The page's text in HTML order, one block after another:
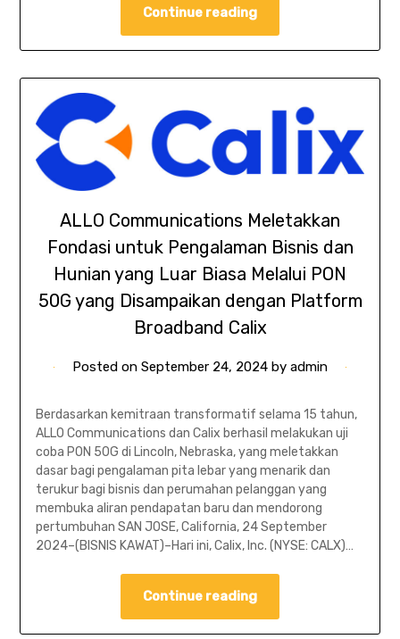
Continue reading
ALLO Communications Meletakkan
Fondasi untuk Pengalaman Bisnis dan
Hunian yang Luar Biasa Melalui PON
50G yang Disampaikan dengan Platform
Broadband Calix
Posted on September 24, 2024 by admin
Berdasarkan kemitraan transformatif selama 15 tahun,
ALLO Communications dan Calix berhasil melakukan uji
coba PON 50G di Lincoln, Nebraska, yang meletakkan
dasar bagi pengalaman pita lebar yang menarik dan
terukur bagi bisnis dan perumahan pelanggan yang
membuka aliran pendapatan baru dan mendorong
pertumbuhan SAN JOSE, California, 24 September
2024–(BISNIS KAWAT)–Hari ini, Calix, Inc. (NYSE: CALX)…
Continue reading